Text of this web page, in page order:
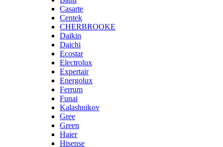
Casarte
Centek
CHERBROOKE
Daikin
Daichi
Ecostar
Electrolux
Expertair
Energolux
Ferrum
Funai
Kalashnikov
Gree
Grеen
Haier
Hisense